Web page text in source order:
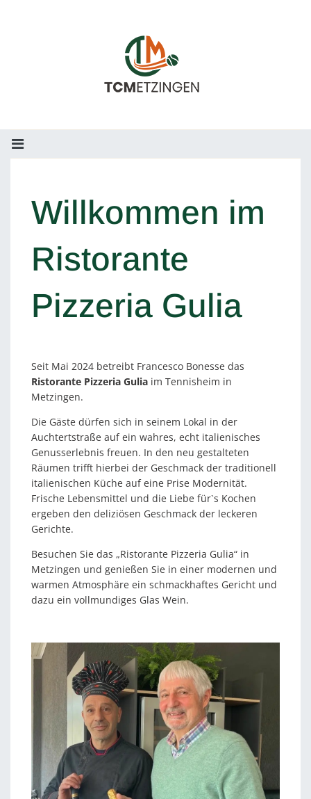
Willkommen im
Ristorante
Pizzeria Gulia
Seit Mai 2024 betreibt Francesco Bonesse das
Ristorante Pizzeria Gulia im Tennisheim in
Metzingen.
Die Gäste dürfen sich in seinem Lokal in der
Auchtertstraße auf ein wahres, echt italienisches
Genusserlebnis freuen. In den neu gestalteten
Räumen trifft hierbei der Geschmack der traditionell
italienischen Küche auf eine Prise Modernität.
Frische Lebensmittel und die Liebe für`s Kochen
ergeben den deliziösen Geschmack der leckeren
Gerichte.
Besuchen Sie das „Ristorante Pizzeria Gulia“ in
Metzingen und genießen Sie in einer modernen und
warmen Atmosphäre ein schmackhaftes Gericht und
dazu ein vollmundiges Glas Wein.